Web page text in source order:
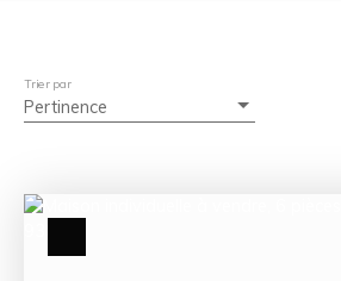
Pertinence
Trier par